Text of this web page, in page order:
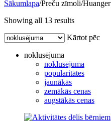
Sākumlapa/Preču zīmoli/Huanger
Showing all 13 results
Kārtot pēc
noklusējuma
noklusējuma
popularitātes
jaunākās
zemākās cenas
augstākās cenas